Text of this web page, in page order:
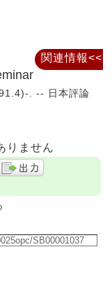
. -- 日本評論
りません
関連情報<<